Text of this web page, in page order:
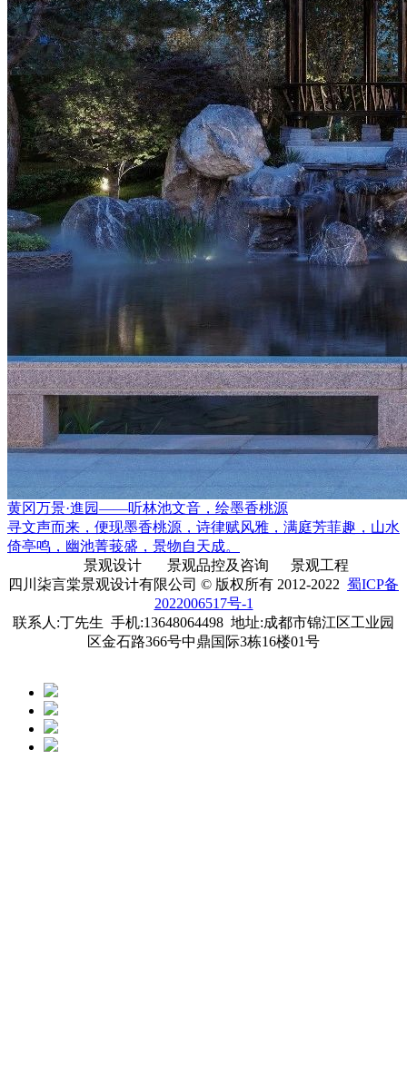
黄冈万景·進园——听林池文音，绘墨香桃源
寻文声而来，便现墨香桃源，诗律赋风雅，满庭芳菲趣，山水
倚亭鸣，幽池菁莪盛，景物自天成。
景观设计 景观品控及咨询 景观工程
四川柒言棠景观设计有限公司 © 版权所有 2012-2022 蜀ICP备
2022006517号-1
联系人:丁先生 手机:13648064498 地址:成都市锦江区工业园
区金石路366号中鼎国际3栋16楼01号